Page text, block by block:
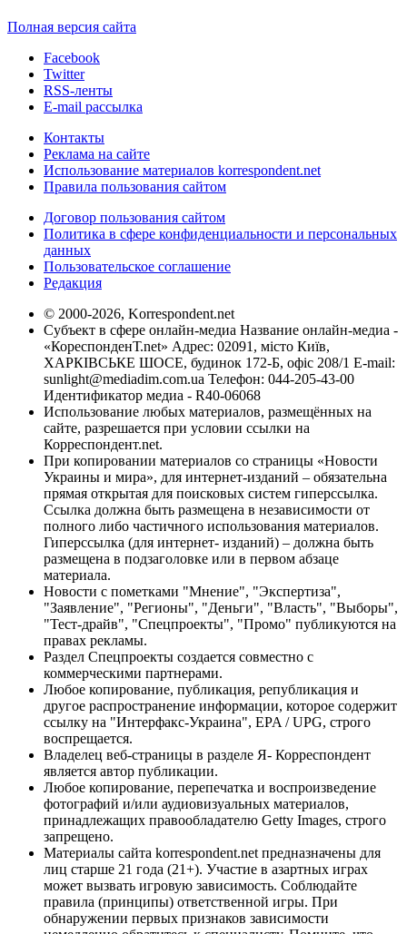
Полная версия сайта
Facebook
Twitter
RSS-ленты
E-mail рассылка
Контакты
Реклама на сайте
Использование материалов korrespondent.net
Правила пользования сайтом
Договор пользования сайтом
Политика в сфере конфиденциальности и персональных
данных
Пользовательское соглашение
Редакция
© 2000-2026, Korrespondent.net
Субъект в сфере онлайн-медиа Название онлайн-медиа -
«КореспонденТ.net» Адрес: 02091, місто Київ,
ХАРКІВСЬКЕ ШОСЕ, будинок 172-Б, офіс 208/1 E-mail:
sunlight@mediadim.com.ua Телефон: 044-205-43-00
Идентификатор медиа - R40-06068
Использование любых материалов, размещённых на
сайте, разрешается при условии ссылки на
Корреспондент.net.
При копировании материалов со страницы «Новости
Украины и мира», для интернет-изданий – обязательна
прямая открытая для поисковых систем гиперссылка.
Ссылка должна быть размещена в независимости от
полного либо частичного использования материалов.
Гиперссылка (для интернет- изданий) – должна быть
размещена в подзаголовке или в первом абзаце
материала.
Новости с пометками "Мнение", "Экспертиза",
"Заявление", "Регионы", "Деньги", "Власть", "Выборы",
"Тест-драйв", "Спецпроекты", "Промо" публикуются на
правах рекламы.
Раздел Спецпроекты создается совместно с
коммерческими партнерами.
Любое копирование, публикация, републикация и
другое распространение информации, которое содержит
ссылку на "Интерфакс-Украина", EPA / UPG, строго
воспрещается.
Владелец веб-страницы в разделе Я- Корреспондент
является автор публикации.
Любое копирование, перепечатка и воспроизведение
фотографий и/или аудиовизуальных материалов,
принадлежащих правообладателю Getty Images, строго
запрещено.
Материалы сайта korrespondent.net предназначены для
лиц старше 21 года (21+). Участие в азартных играх
может вызвать игровую зависимость. Соблюдайте
правила (принципы) ответственной игры. При
обнаружении первых признаков зависимости